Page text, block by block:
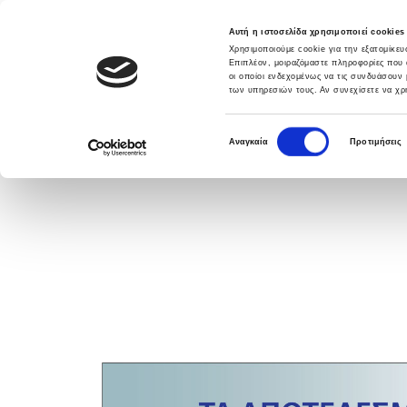
Αυτή η ιστοσελίδα χρησιμοποιεί cookies
Χρησιμοποιούμε cookie για την
Επιπλέον, μοιραζόμαστε πληροφορίες
οι οποίοι ενδεχομένως να τις
των υπηρεσιών τους. Αν συνεχίσετε να
ι
Αναγκαία Προτιμήσεις
DATABANK SOLUTIONS ΛΥΣΕΙΣ